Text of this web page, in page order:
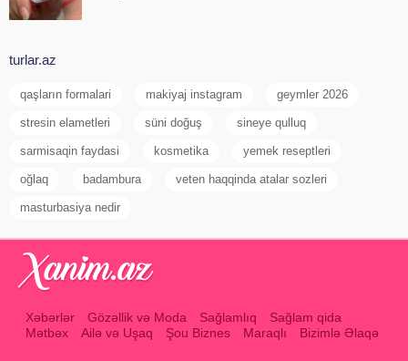
turlar.az
qaşların formalari makiyaj instagram geymler 2026
stresin elametleri süni doğuş sineye qulluq
sarmisaqin faydasi kosmetika yemek reseptleri
oğlaq badambura veten haqqinda atalar sozleri
masturbasiya nedir
Xəbərlər Gözəllik və Moda Sağlamlıq
Sağlam qida
Mətbəx
Ailə və Uşaq Şou Biznes Maraqlı Bizimlə Əlaqə